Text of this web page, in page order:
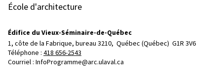
École d'architecture
Édifice du Vieux-Séminaire-de-Québec
1, côte de la Fabrique, bureau 3210, Québec (Québec)  G1R 3V6
Téléphone : 418 656-2543
Courriel : InfoProgramme@arc.ulaval.ca